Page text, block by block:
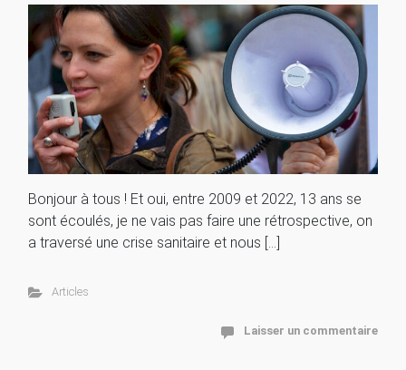
Bonjour à tous ! Et oui, entre 2009 et 2022, 13 ans se
sont écoulés, je ne vais pas faire une rétrospective, on
a traversé une crise sanitaire et nous […]
Articles
Laisser un commentaire